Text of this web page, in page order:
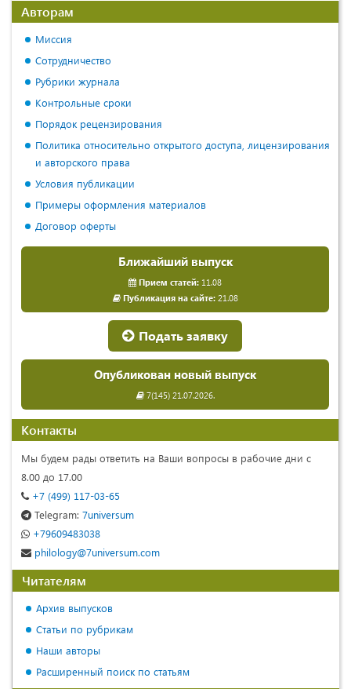
Авторам
Миссия
Сотрудничество
Рубрики журнала
Контрольные сроки
Порядок рецензирования
Политика относительно открытого доступа, лицензирования
и авторского права
Условия публикации
Примеры оформления материалов
Договор оферты
Ближайший выпуск
Прием статей: 11.08
Публикация на сайте:21.08
Подать заявку
Опубликован новый выпуск
7(145) 21.07.2026.
Контакты
Мы будем рады ответить на Ваши вопросы в рабочие дни с
8.00 до 17.00
+7 (499) 117-03-65
Telegram: 7universum
+79609483038
philology@7universum.com
Читателям
Архив выпусков
Статьи по рубрикам
Наши авторы
Расширенный поиск по статьям